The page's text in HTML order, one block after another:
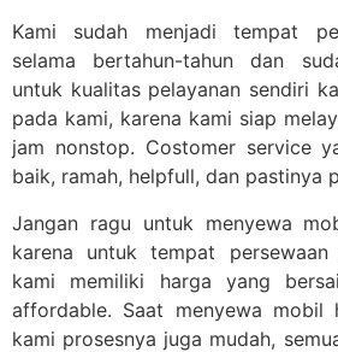
Kami sudah menjadi tempat
selama bertahun-tahun dan
untuk kualitas pelayanan sendiri
pada kami, karena kami siap
jam nonstop. Costomer service
baik, ramah, helpfull, dan pastinya
Jangan ragu untuk menyewa
karena untuk tempat persewaan
kami memiliki harga yang
affordable. Saat menyewa mobil
kami prosesnya juga mudah,